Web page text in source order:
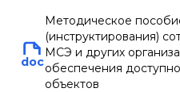
doc
Методическое
(инструктирования)
МСЭ и других
обеспечения
объектов